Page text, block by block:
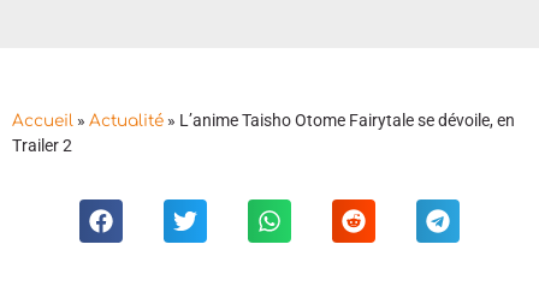
Accueil » Actualité » L’anime Taisho Otome Fairytale se dévoile, en
Trailer 2